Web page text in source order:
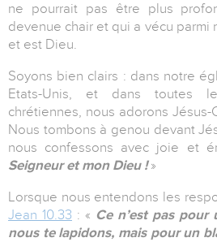
ne pourrait pas être plus
devenue chair et qui a vécu parmi
et est Dieu.
Soyons bien clairs : dans notre
Etats-Unis, et dans toutes
chrétiennes, nous adorons
Nous tombons à genou devant
nous confessons avec joie et
Seigneur et mon Dieu ! »
Lorsque nous entendons les
Jean 10.33 : « Ce n’est pas
nous te lapidons, mais pour un